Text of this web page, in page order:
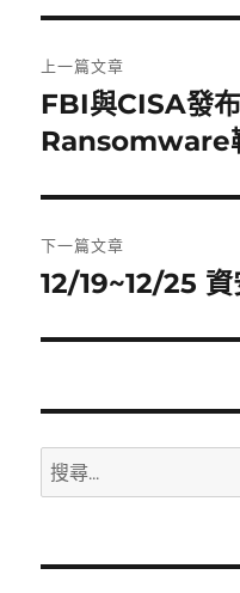
章
導
覽
上一篇文章
上
一
文
章:
FBI與CISA發
Ransomware
下一篇文章
下
篇
章:
12/19~12/25
搜
尋
鍵